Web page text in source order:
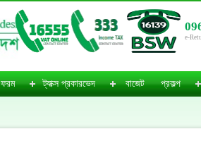
e-
ফরম ট্যাক্স প্রকারভেদ বাজেট প্রকল্প